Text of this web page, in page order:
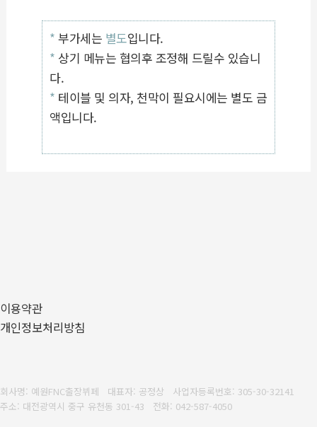
* 부가세는 별도입니다.
* 상기 메뉴는 협의후 조정해 드릴수 있습니
다.
* 테이블 및 의자, 천막이 필요시에는 별도 금
액입니다.
이용약관
개인정보처리방침
회사명: 예원FNC출장뷔페 대표자: 공정상 사업자등록번호: 305-30-32141
주소: 대전광역시 중구 유천동 301-43 전화: 042-587-4050